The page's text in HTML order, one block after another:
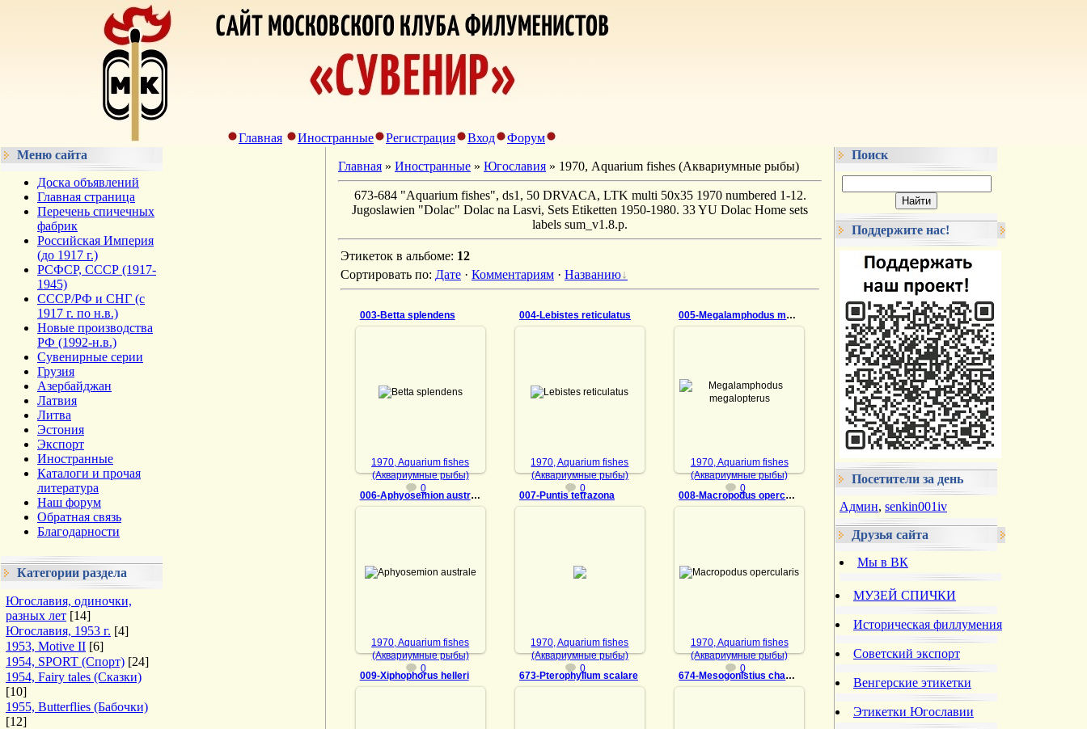
Главная Иностранные Регистрация Вход
Форум
Меню сайта
Доска объявлений
Главная страница
Перечень спичечных
фабрик
Российская Империя
(до 1917 г.)
РСФСР, СССР (1917-
1945)
СССР/РФ и СНГ (с
1917 г. по н.в.)
Новые производства
РФ (1992-н.в.)
Сувенирные серии
Грузия
Азербайджан
Латвия
Литва
Эстония
Экспорт
Иностранные
Каталоги и прочая
литература
Наш форум
Обратная связь
Благодарности
Категории раздела
Югославия, одиночки,
разных лет [14]
Югославия, 1953 г. [4]
1953, Motive II [6]
1954, SPORT (Спорт) [24]
1954, Fairy tales (Сказки)
[10]
1955, Butterflies (Бабочки)
[12]
Главная » Иностранные » Югославия » 1970, Aquarium fishes (Аквариумные рыбы)
673-684 "Aquarium fishes", ds1, 50 DRVACA, LTK multi 50x35 1970 numbered 1-12.
Jugoslawien "Dolac" Dolac na Lasvi, Sets Etiketten 1950-1980. 33 YU Dolac Home sets
labels sum_v1.8.p.
Этикеток в альбоме: 12
Сортировать по: Дате · Комментариям · Названию
003-Betta splendens
1970-Югославия.
Аквариумные рыбы
1970, Aquarium fishes
(Аквариумные рыбы)
0
004-Lebistes reticulatus
1970-Югославия.
Аквариумные рыбы
1970, Aquarium fishes
(Аквариумные рыбы)
0
005-Megalamphodus megalopterus
1970-Югославия.
Аквариумные рыбы
1970, Aquarium fishes
(Аквариумные рыбы)
0
006-Aphyosemion australe
1970-Югославия.
Аквариумные рыбы
1970, Aquarium fishes
(Аквариумные рыбы)
0
007-Puntis tetrazona
1970-Югославия.
Аквариумные рыбы
1970, Aquarium fishes
(Аквариумные рыбы)
0
008-Macropodus opercularis
1970-Югославия.
Аквариумные рыбы
1970, Aquarium fishes
(Аквариумные рыбы)
0
009-Xiphophorus helleri 673-Pterophyllum scalare 674-Mesogonistius chaetodon
Поиск
Поддержите нас!
Посетители за день
Админ, senkin001iv
Друзья сайта
Мы в ВК
МУЗЕЙ СПИЧКИ
Историческая филлумения
Советский экспорт
Венгерские этикетки
Этикетки Югославии